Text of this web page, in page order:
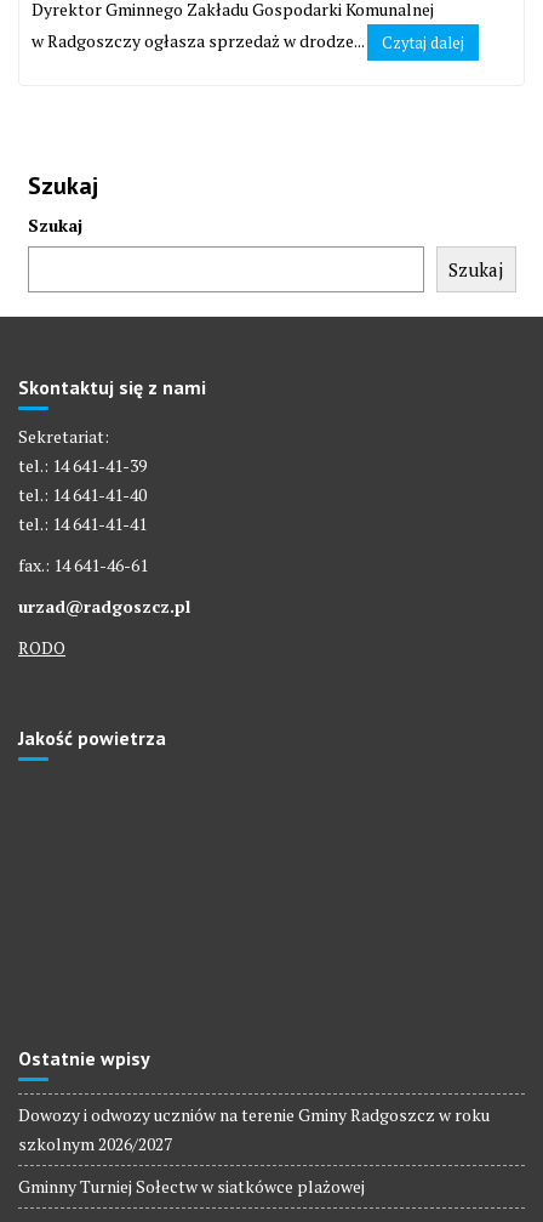
Dyrektor Gminnego Zakładu Gospodarki Komunalnej
w Radgoszczy ogłasza sprzedaż w drodze...
Czytaj dalej
Szukaj
Szukaj
Szukaj
Skontaktuj się z nami
Sekretariat:
tel.: 14 641-41-39
tel.: 14 641-41-40
tel.: 14 641-41-41
fax.: 14 641-46-61
urzad@radgoszcz.pl
RODO
Jakość powietrza
Ostatnie wpisy
Dowozy i odwozy uczniów na terenie Gminy Radgoszcz w roku
szkolnym 2026/2027
Gminny Turniej Sołectw w siatkówce plażowej